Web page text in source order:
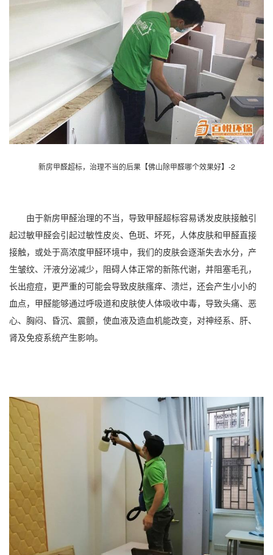
新房甲醛超标，治理不当的后果【佛山除甲醛哪个效果好】-2
由于新房甲醛治理的不当，导致甲醛超标容易诱发皮肤接触引
起过敏甲醛会引起过敏性皮炎、色斑、坏死，人体皮肤和甲醛直接
接触，或处于高浓度甲醛环境中，我们的皮肤会逐渐失去水分，产
生皱纹、汗液分泌减少，阻碍人体正常的新陈代谢，并阻塞毛孔，
长出痘痘，更严重的可能会导致皮肤瘙痒、溃烂，还会产生小小的
血点，甲醛能够通过呼吸道和皮肤使人体吸收中毒，导致头痛、恶
心、胸闷、昏沉、震颤，使血液及造血机能改变，对神经系、肝、
肾及免疫系统产生影响。